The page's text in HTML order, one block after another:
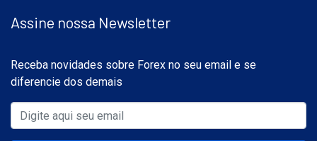
Assine nossa Newsletter
Receba novidades sobre Forex no seu email e se
diferencie dos demais